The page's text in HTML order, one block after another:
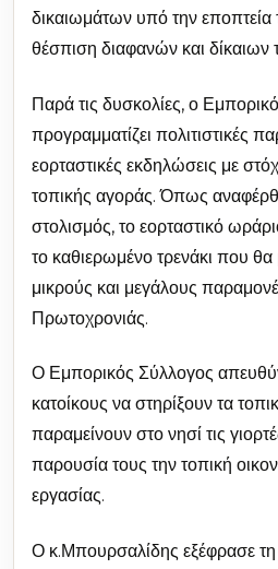
δικαιωμάτων υπό την εποπτεία
θέσπιση διαφανών και δίκαιων
Παρά τις δυσκολίες, ο
προγραμματίζει πολιτιστικές
εορταστικές εκδηλώσεις με
τοπικής αγοράς. Όπως
στολισμός, το εορταστικό
το καθιερωμένο τρενάκι που
μικρούς και μεγάλους
Πρωτοχρονιάς.
Ο Εμπορικός Σύλλογος
κατοίκους να στηρίξουν τα
παραμείνουν στο νησί τις
παρουσία τους την τοπική
εργασίας.
Ο κ.Μπουρσαλίδης εξέφρασε